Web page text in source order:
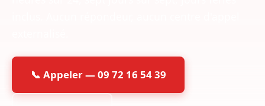
📞 Appeler — 09 72 16 54 39